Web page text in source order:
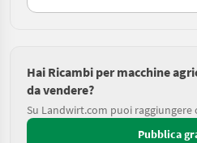
Hai Ricambi per macchine
da vendere?
Su Landwirt.com puoi
Pubblica